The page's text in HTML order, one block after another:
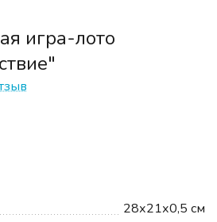
игра-лото
28х21х0,5 см